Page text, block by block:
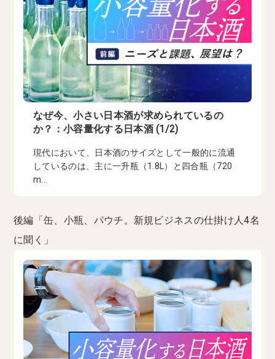
なぜ今、小さい日本酒が求められているの
か？：小容量化する日本酒 (1/2)
現代において、日本酒のサイズとして一般的に流通
しているのは、主に一升瓶（1.8L）と四合瓶（720
m...
後編「缶、小瓶、パウチ。新規ビジネスの仕掛け人4名
に聞く」